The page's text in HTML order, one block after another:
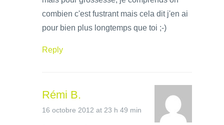
combien c'est fustrant mais cela dit j'en ai
pour bien plus longtemps que toi ;-)
Reply
Rémi B.
16 octobre 2012 at 23 h 49 min